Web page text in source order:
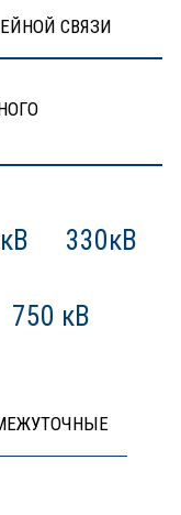
СВЯЗИ
330кВ
750 кВ